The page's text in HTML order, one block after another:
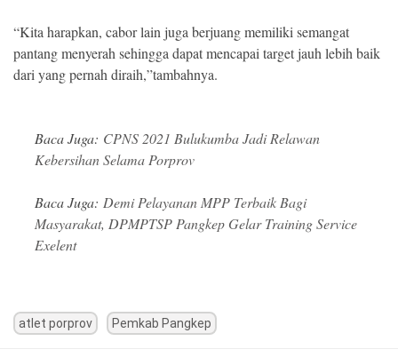
“Kita harapkan, cabor lain juga berjuang memiliki semangat
pantang menyerah sehingga dapat mencapai target jauh lebih baik
dari yang pernah diraih,”tambahnya.
Baca Juga: CPNS 2021 Bulukumba Jadi Relawan
Kebersihan Selama Porprov
Baca Juga: Demi Pelayanan MPP Terbaik Bagi
Masyarakat, DPMPTSP Pangkep Gelar Training Service
Exelent
atlet porprov Pemkab Pangkep